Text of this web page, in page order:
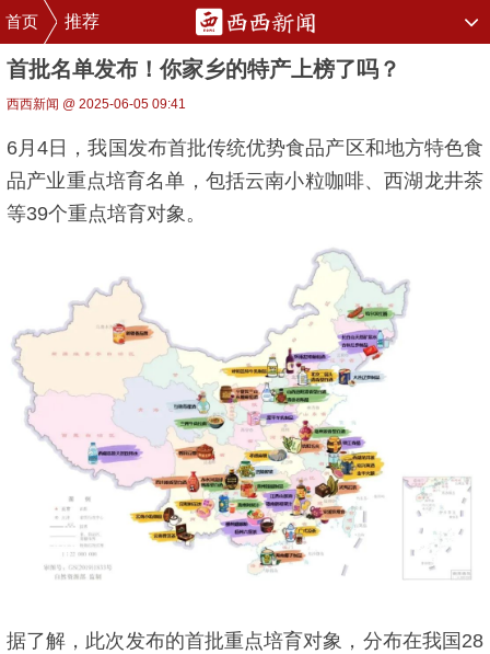
首页 推荐
首批名单发布！你家乡的特产上榜了吗？
西西新闻 @ 2025-06-05 09:41
6月4日，我国发布首批传统优势食品产区和地方特色食
品产业重点培育名单，包括云南小粒咖啡、西湖龙井茶
等39个重点培育对象。
据了解，此次发布的首批重点培育对象，分布在我国28